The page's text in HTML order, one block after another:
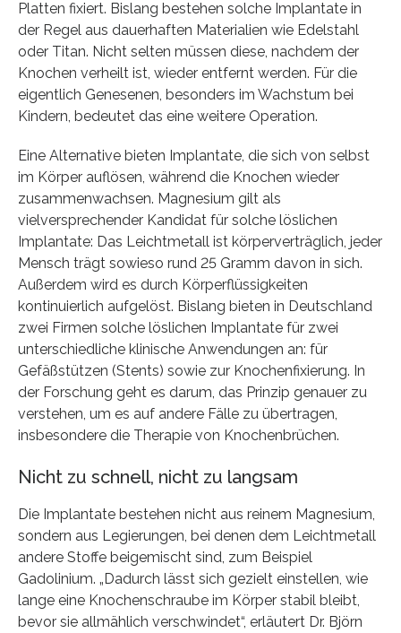
Platten fixiert. Bislang bestehen solche Implantate in
der Regel aus dauerhaften Materialien wie Edelstahl
oder Titan. Nicht selten müssen diese, nachdem der
Knochen verheilt ist, wieder entfernt werden. Für die
eigentlich Genesenen, besonders im Wachstum bei
Kindern, bedeutet das eine weitere Operation.
Eine Alternative bieten Implantate, die sich von selbst
im Körper auflösen, während die Knochen wieder
zusammenwachsen. Magnesium gilt als
vielversprechender Kandidat für solche löslichen
Implantate: Das Leichtmetall ist körperverträglich, jeder
Mensch trägt sowieso rund 25 Gramm davon in sich.
Außerdem wird es durch Körperflüssigkeiten
kontinuierlich aufgelöst. Bislang bieten in Deutschland
zwei Firmen solche löslichen Implantate für zwei
unterschiedliche klinische Anwendungen an: für
Gefäßstützen (Stents) sowie zur Knochenfixierung. In
der Forschung geht es darum, das Prinzip genauer zu
verstehen, um es auf andere Fälle zu übertragen,
insbesondere die Therapie von Knochenbrüchen.
Nicht zu schnell, nicht zu langsam
Die Implantate bestehen nicht aus reinem Magnesium,
sondern aus Legierungen, bei denen dem Leichtmetall
andere Stoffe beigemischt sind, zum Beispiel
Gadolinium. „Dadurch lässt sich gezielt einstellen, wie
lange eine Knochenschraube im Körper stabil bleibt,
bevor sie allmählich verschwindet“, erläutert Dr. Björn